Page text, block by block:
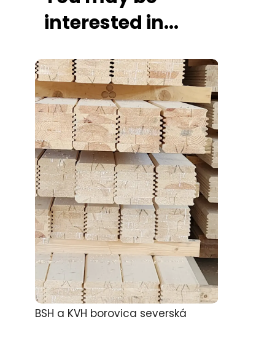
interested in...
Add to Cart
BSH a KVH borovica severská